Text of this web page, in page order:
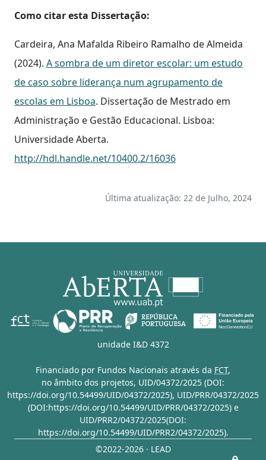
Como citar esta Dissertação:
Cardeira, Ana Mafalda Ribeiro Ramalho de Almeida
(2024). A sombra de um diretor escolar: um estudo
de caso sobre liderança num agrupamento de
escolas em Lisboa. Dissertação de Mestrado em
Administração e Gestão Educacional. Lisboa:
Universidade Aberta.
http://hdl.handle.net/10400.2/16036
Última atualização: 22 de Julho, 2024
unidade I&D 4372
Financiado por Fundos Nacionais através da FCT,
no âmbito dos projetos, UID/04372/2025 (DOI:
https://doi.org/10.54499/UID/04372/2025), UID/PRR/04372/2025
(DOI:https://doi.org/10.54499/UID/PRR/04372/2025)e
UID/PRR2/04372/2025(DOI:
https://doi.org/10.54499/UID/PRR2/04372/2025).
©2022-2026 · LEAD